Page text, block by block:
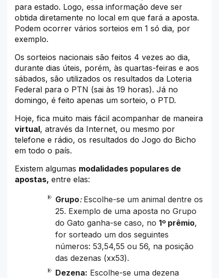
para estado. Logo, essa informação deve ser
obtida diretamente no local em que fará a aposta.
Podem ocorrer vários sorteios em 1 só dia, por
exemplo.
Os sorteios nacionais são feitos 4 vezes ao dia,
durante dias úteis, porém, às quartas-feiras e aos
sábados, são utilizados os resultados da Loteria
Federal para o PTN (sai às 19 horas). Já no
domingo, é feito apenas um sorteio, o PTD.
Hoje, fica muito mais fácil acompanhar de maneira
virtual, através da Internet, ou mesmo por
telefone e rádio, os resultados do Jogo do Bicho
em todo o país.
Existem algumas modalidades populares de
apostas, entre elas:
Grupo: Escolhe-se um animal dentre os
25. Exemplo de uma aposta no Grupo
do Gato ganha-se caso, no 1º prêmio,
for sorteado um dos seguintes
números: 53,54,55 ou 56, na posição
das dezenas (xx53).
Dezena: Escolhe-se uma dezena